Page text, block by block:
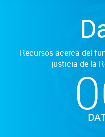
Recursos acerca del
justicia de la